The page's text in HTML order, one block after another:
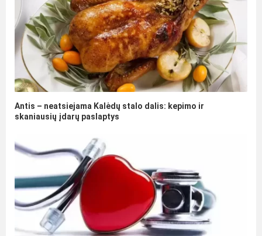
Antis – neatsiejama Kalėdų stalo dalis: kepimo ir
skaniausių įdarų paslaptys